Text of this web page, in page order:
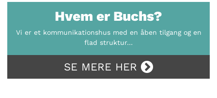
Hvem er Buchs?
Vi er et kommunikationshus med en åben tilgang og en
flad struktur…
SE MERE HER